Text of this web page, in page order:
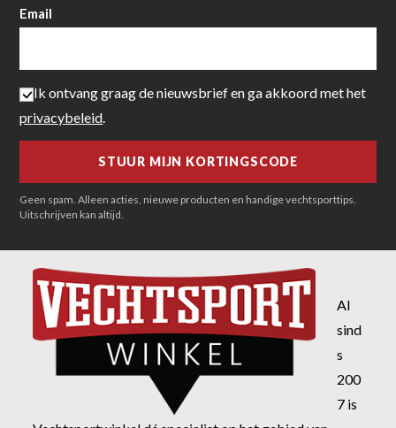
Email
Ik ontvang graag de nieuwsbrief en ga akkoord met het
privacybeleid
Geen spam. Alleen acties, nieuwe producten en handige vechtsporttips.
Uitschrijven kan altijd.
Al
sind
s
200
7 is